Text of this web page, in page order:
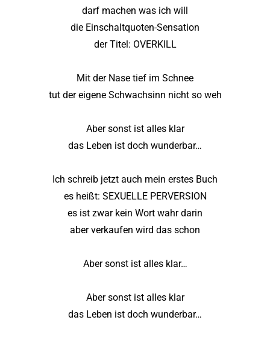
darf machen was ich will
die Einschaltquoten-Sensation
der Titel: OVERKILL
Mit der Nase tief im Schnee
tut der eigene Schwachsinn nicht so weh
Aber sonst ist alles klar
das Leben ist doch wunderbar…
Ich schreib jetzt auch mein erstes Buch
es heißt: SEXUELLE PERVERSION
es ist zwar kein Wort wahr darin
aber verkaufen wird das schon
Aber sonst ist alles klar…
Aber sonst ist alles klar
das Leben ist doch wunderbar…